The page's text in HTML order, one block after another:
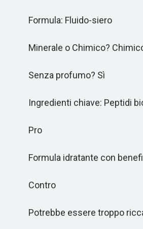
Formula: Fluido-siero
Minerale o Chimico?
Senza profumo? Sì
Ingredienti chiave: Peptidi
Pro
Formula idratante con
Contro
Potrebbe essere troppo